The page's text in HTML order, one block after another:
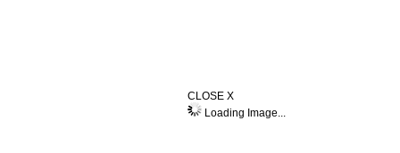
CLOSE X
Loading Image...